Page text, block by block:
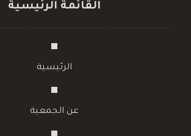
القائمة الرئيسية
الرئيسية
عن الجمعية